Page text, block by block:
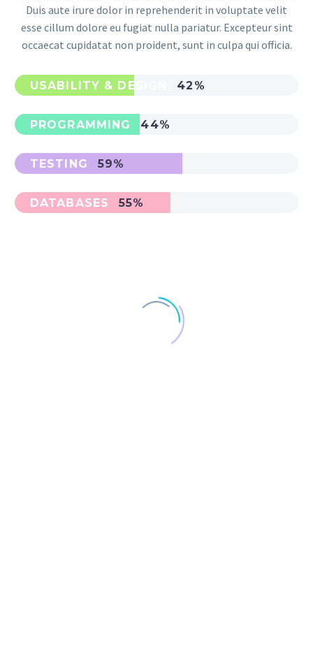
Duis aute irure dolor in reprehenderit in voluptate velit
esse cillum dolore eu fugiat nulla pariatur. Excepteur sint
occaecat cupidatat non proident, sunt in culpa qui officia.
USABILITY & DESIGN 42%
PROGRAMMING 44%
TESTING 59%
DATABASES 55%